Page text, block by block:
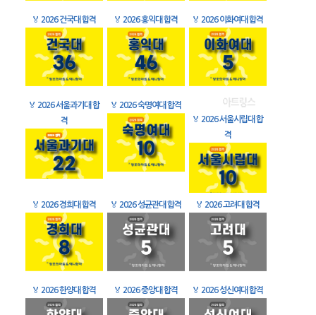
🏅 2026 건국대 합격 🏅 2026 홍익대 합격 🏅 2026 이화여대 합격
🏅 2026 서울과기대 합
격
🏅 2026 숙명여대 합격
🏅 2026 서울시립대 합
격
🏅 2026 경희대 합격 🏅 2026 성균관대 합격 🏅 2026 고려대 합격
🏅 2026 한양대 합격 🏅 2026 중앙대 합격 🏅 2026 성신여대 합격